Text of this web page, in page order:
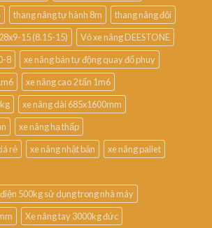
thang nâng tự hành 8m
thang nâng đôi
15 (8.15-15)
Vỏ xe nâng DEESTONE
8
xe nâng bán tự động quay đổ phuy
xe nâng cao 2 tấn 1m6
xe nâng dài 685x1600mm
xe nâng hạ thấp
rẻ
xe nâng nhật bản
xe nâng pallet
500kg sử dụng trong nhà máy
Xe nâng tay 3000kg đức